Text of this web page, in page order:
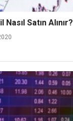
Satın Alınır?